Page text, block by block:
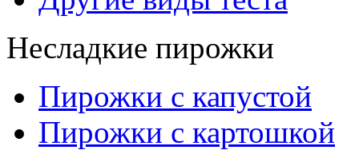
Несладкие пирожки
Пирожки с капустой
Пирожки с картошкой